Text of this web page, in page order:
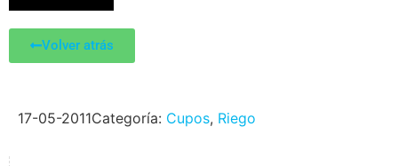
Volver atrás
17-05-2011Categoría: Cupos, Riego